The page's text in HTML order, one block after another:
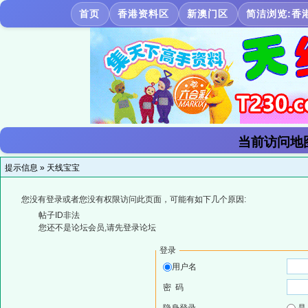
首页 香港资料区 新澳门区 简洁浏览:香
当前访问地
提示信息 » 天线宝宝
您没有登录或者您没有权限访问此页面，可能有如下几个原因:
帖子ID非法
您还不是论坛会员,请先登录论坛
登录
用户名
密 码